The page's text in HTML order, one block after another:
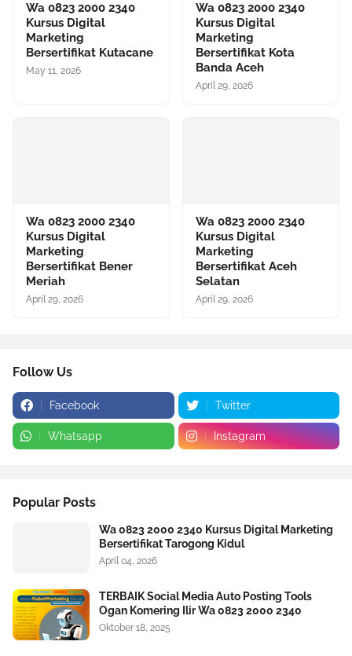
Wa 0823 2000 2340
Kursus Digital
Marketing
Bersertifikat Kutacane
May 11, 2026
Wa 0823 2000 2340
Kursus Digital
Marketing
Bersertifikat Kota
Banda Aceh
April 29, 2026
Wa 0823 2000 2340
Kursus Digital
Marketing
Bersertifikat Bener
Meriah
April 29, 2026
Wa 0823 2000 2340
Kursus Digital
Marketing
Bersertifikat Aceh
Selatan
April 29, 2026
Follow Us
Facebook Twitter
Whatsapp Instagram
Popular Posts
Wa 0823 2000 2340 Kursus Digital Marketing
Bersertifikat Tarogong Kidul
April 04, 2026
TERBAIK Social Media Auto Posting Tools
Ogan Komering Ilir Wa 0823 2000 2340
Oktober 18, 2025